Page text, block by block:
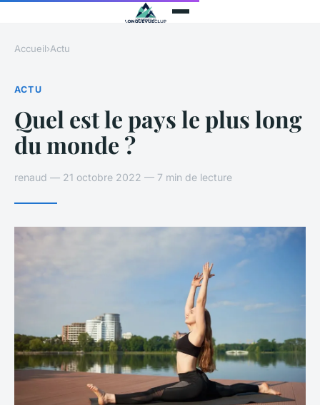
Accueil›Actu
ACTU
Quel est le pays le plus long
du monde ?
renaud — 21 octobre 2022 — 7 min de lecture